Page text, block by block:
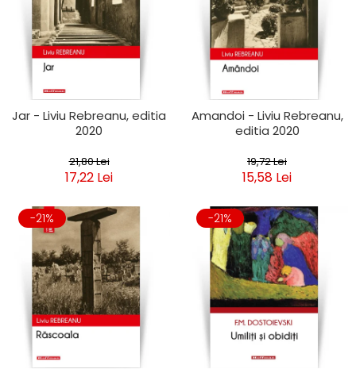
Jar - Liviu Rebreanu, editia
2020
21,80 Lei
17,22 Lei
Amandoi - Liviu Rebreanu,
editia 2020
19,72 Lei
15,58 Lei
-21% -21%